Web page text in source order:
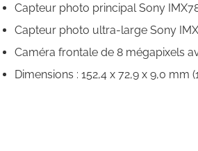
Capteur photo principal Sony
Capteur photo ultra-large Sony
Caméra frontale de 8 mégapixels
Dimensions : 152,4 x 72,9 x 9,0 mm